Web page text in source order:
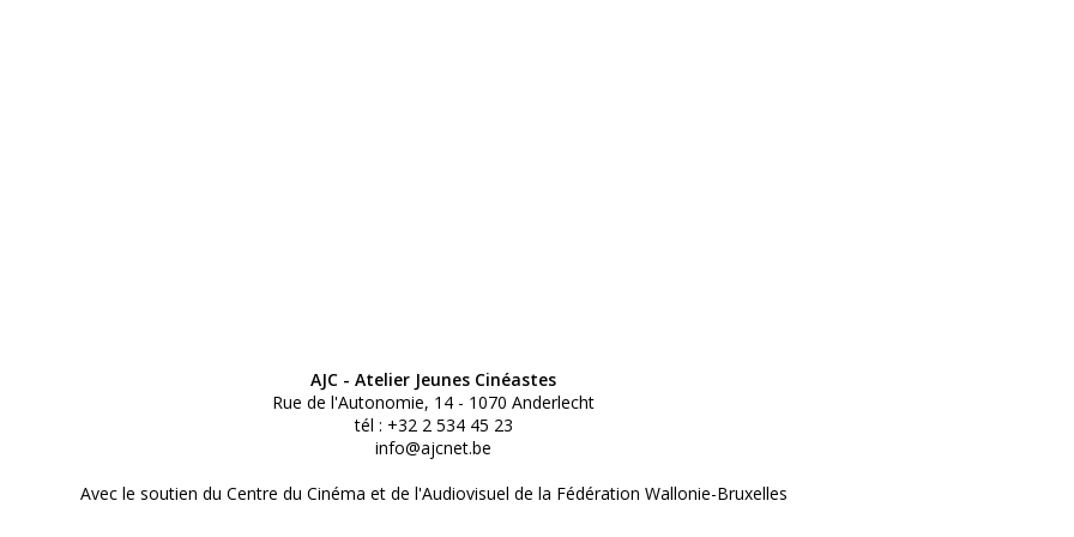
AJC - Atelier Jeunes Cinéastes
Rue de l'Autonomie, 14 - 1070 Anderlecht
tél : +32 2 534 45 23
info@ajcnet.be
Avec le soutien du Centre du Cinéma et de l'Audiovisuel de la Fédération Wallonie-Bruxelles